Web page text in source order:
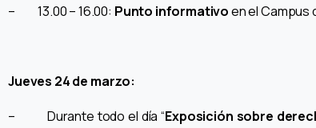
– 13.00 – 16.00: Punto informativoen el Campus
Jueves 24 de marzo:
– Durante todo el día “Exposición sobre